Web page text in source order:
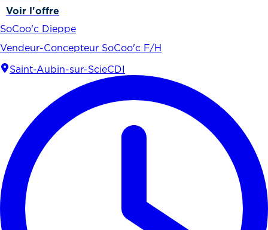
Voir l'offre
SoCoo'c Dieppe
Vendeur-Concepteur SoCoo'c F/H
Saint-Aubin-sur-ScieCDI